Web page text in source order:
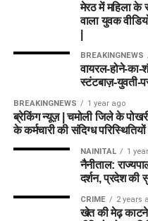
मेरठ में महिला
वाला युवक
BREAKINGNEWS
वायरल-होने-का-
स्टंटबाज़-युवती-
BREAKINGNEWS 1 year ago
ब्रेकिंग न्यूज़ | चमोली जिले के
के कर्मचारी की संदिग्ध
NAINITAL 1
नैनीताल:
दर्शन, प्रदेश की
CRIME 2 years
खेत की मेढ़ काटने